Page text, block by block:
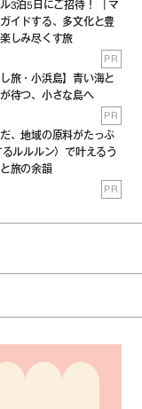
3泊5日にご招待！ 「マ
イドする、多文化と豊
しみ尽くす旅
PR
し旅・小浜島】青い海と
待つ、小さな島へ
PR
、地域の原料がたっぷ
るルルルン〉で叶えるう
旅の余韻
PR